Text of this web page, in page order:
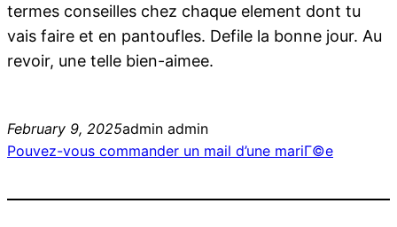
termes conseilles chez chaque element dont tu
vais faire et en pantoufles. Defile la bonne jour. Au
revoir, une telle bien-aimee.
February 9, 2025admin admin
Pouvez-vous commander un mail d’une mariГ©e